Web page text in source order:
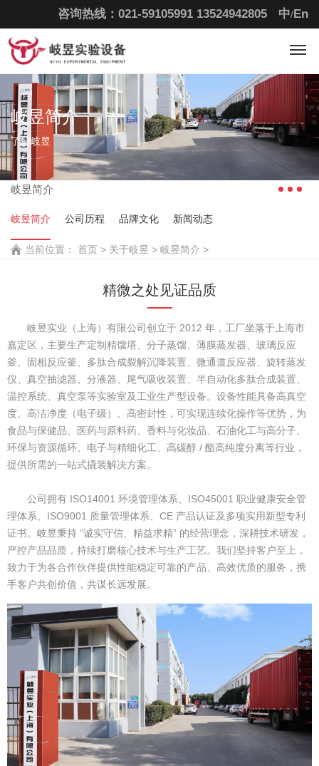
中/En
咨询热线：021-59105991 13524942805
岐昱简介
了解岐昱
岐昱简介
岐昱简介 公司历程 品牌文化 新闻动态
当前位置： 首页 > 关于岐昱 > 岐昱简介 >
精微之处见证品质
岐昱实业（上海）有限公司创立于 2012 年，工厂坐落于上海市
嘉定区，主要生产定制精馏塔、分子蒸馏、薄膜蒸发器、玻璃反应
釜、固相反应釜、多肽合成裂解沉降装置、微通道反应器、旋转蒸发
仪、真空抽滤器、分液器、尾气吸收装置、半自动化多肽合成装置、
温控系统、真空泵等实验室及工业生产型设备。设备性能具备高真空
度、高洁净度（电子级）、高密封性，可实现连续化操作等优势，为
食品与保健品、医药与原料药、香料与化妆品、石油化工与高分子、
环保与资源循环、电子与精细化工、高碳醇 / 酯高纯度分离等行业，
提供所需的一站式撬装解决方案。
公司拥有 ISO14001 环境管理体系、ISO45001 职业健康安全管
理体系、ISO9001 质量管理体系、CE 产品认证及多项实用新型专利
证书。岐昱秉持 “诚实守信、精益求精” 的经营理念，深耕技术研发，
严控产品品质，持续打磨核心技术与生产工艺。我们坚持客户至上，
致力于为各合作伙伴提供性能稳定可靠的产品、高效优质的服务，携
手客户共创价值，共谋长远发展。